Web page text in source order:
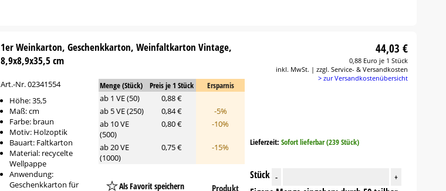
1er Weinkarton, Geschenkkarton, Weinfaltkarton Vintage,
8,9x8,9x35,5 cm
Art.-Nr. 02341554
Höhe: 35,5
Maß: cm
Farbe: braun
Motiv: Holzoptik
Bauart: Faltkarton
Material: recycelte
Wellpappe
Anwendung:
Geschenkkarton für
Menge (Stück) Preis je 1 Stück
Ersparnis
ab 1 VE (50)
0,88 €
ab 5 VE (250)
0,84 €
-5%
ab 10 VE
(500)
0,80 € -10%
ab 20 VE
(1000)
0,75 € -15%
Als Favorit speichern
Produkt
44,03 €
0,88 Euro je 1 Stück
inkl. MwSt. | zzgl. Service- & Versandkosten
> zur Versandkostenübersicht
Lieferzeit: Sofort lieferbar (239 Stück)
Stück - +